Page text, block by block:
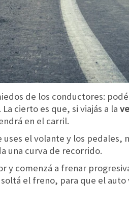
de los conductores:
cierto es que, si viajás a la
en el carril.
uses el volante y los pedales,
una curva de recorrido.
y comenzá a frenar
el freno, para que el